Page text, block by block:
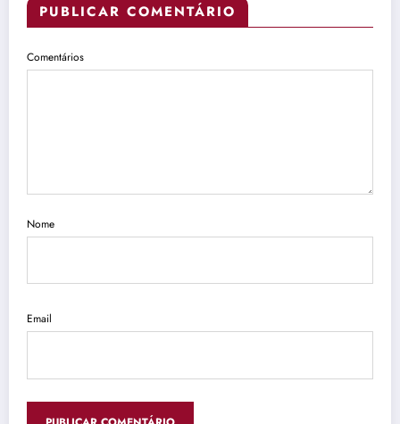
PUBLICAR COMENTÁRIO
Comentários
Nome
Email